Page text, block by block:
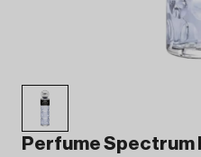
Perfume Spectrum